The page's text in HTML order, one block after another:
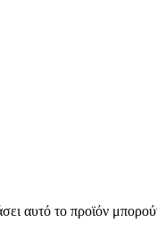
αυτό το προϊόν